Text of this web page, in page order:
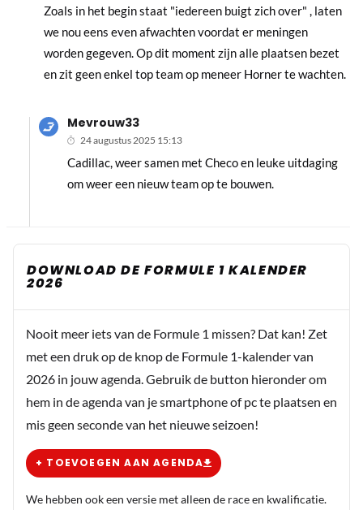
Zoals in het begin staat "iedereen buigt zich over" , laten
we nou eens even afwachten voordat er meningen
worden gegeven. Op dit moment zijn alle plaatsen bezet
en zit geen enkel top team op meneer Horner te wachten.
Mevrouw33
24 augustus 2025 15:13
Cadillac, weer samen met Checo en leuke uitdaging
om weer een nieuw team op te bouwen.
DOWNLOAD DE FORMULE 1 KALENDER
2026
Nooit meer iets van de Formule 1 missen? Dat kan! Zet
met een druk op de knop de Formule 1-kalender van
2026 in jouw agenda. Gebruik de button hieronder om
hem in de agenda van je smartphone of pc te plaatsen en
mis geen seconde van het nieuwe seizoen!
+ TOEVOEGEN AAN AGENDA
We hebben ook een versie met alleen de race en kwalificatie.